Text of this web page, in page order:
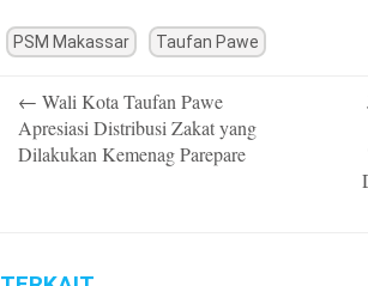
PSM Makassar Taufan Pawe
navigation
← Wali Kota Taufan Pawe
Apresiasi Distribusi Zakat yang
Dilakukan Kemenag Parepare